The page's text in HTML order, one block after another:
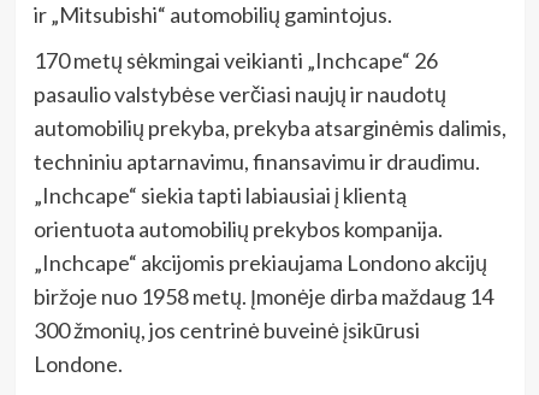
ir „Mitsubishi“ automobilių gamintojus.
170 metų sėkmingai veikianti „Inchcape“ 26
pasaulio valstybėse verčiasi naujų ir naudotų
automobilių prekyba, prekyba atsarginėmis dalimis,
techniniu aptarnavimu, finansavimu ir draudimu.
„Inchcape“ siekia tapti labiausiai į klientą
orientuota automobilių prekybos kompanija.
„Inchcape“ akcijomis prekiaujama Londono akcijų
biržoje nuo 1958 metų. Įmonėje dirba maždaug 14
300 žmonių, jos centrinė buveinė įsikūrusi
Londone.